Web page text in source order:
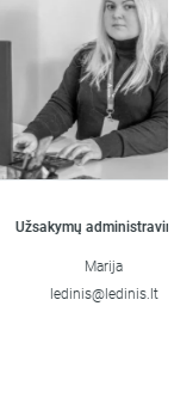
Užsakymų administravimas
Marija
ledinis@ledinis.lt